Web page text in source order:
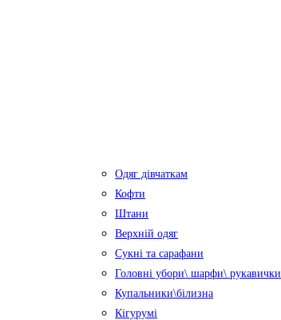
Одяг дівчаткам
Кофти
Штани
Верхній одяг
Сукні та сарафани
Головні убори\ шарфи\ рукавички
Купальники\білизна
Кігурумі